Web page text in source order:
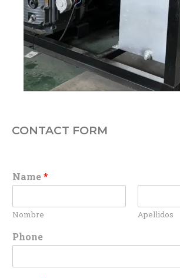
CONTACT FORM
Name*
Nombre Apellidos
Phone